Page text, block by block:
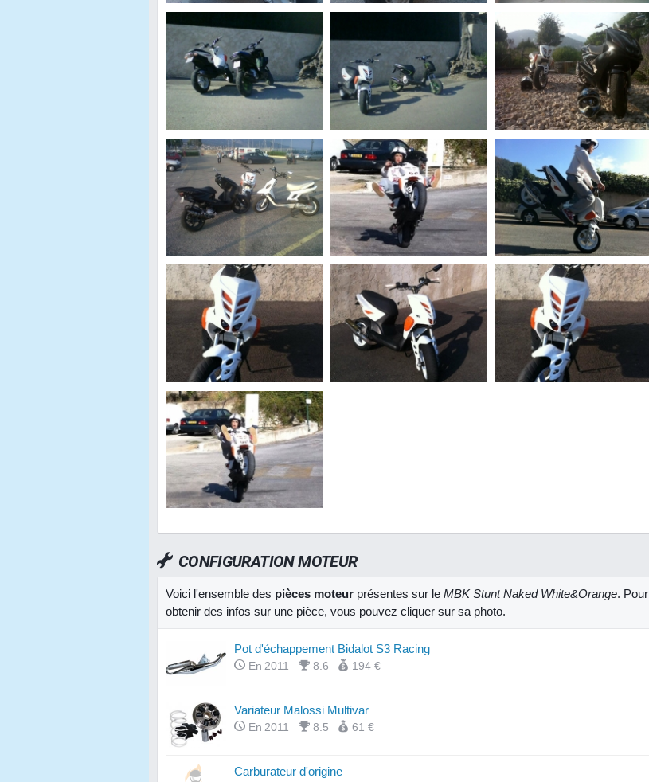
CONFIGURATION MOTEUR
Voici l'ensemble des pièces moteur présentes sur le MBK Stunt Naked White&Orange. Pour
obtenir des infos sur une pièce, vous pouvez cliquer sur sa photo.
Pot d'échappement Bidalot S3 Racing
En 2011 8.6 194 €
Variateur Malossi Multivar
En 2011 8.5 61 €
Carburateur d'origine